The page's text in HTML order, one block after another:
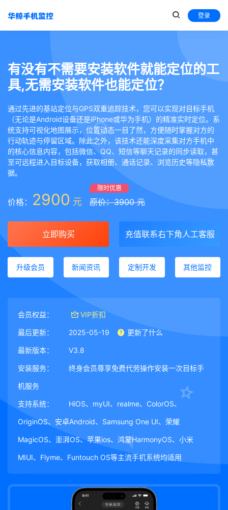
登录
有没有不需要安装软件就能定位的工
具,无需安装软件也能定位？
通过先进的基站定位与GPS双重追踪技术，您可以实现对目标手机
（无论是Android设备还是iPhone或华为手机）的精准实时定位。系
统支持可视化地图展示，位置动态一目了然，方便随时掌握对方的
行动轨迹与停留区域。除此之外，该技术还能深度采集对方手机中
的核心信息内容，包括微信、QQ、短信等聊天记录的同步读取，甚
至可远程进入目标设备，获取相册、通话记录、浏览历史等隐私数
据。
价格： 2900 元
限时优惠
原价：3900 元
立即购买 充值联系右下角人工客服
升级会员 新闻资讯 定制开发 其他监控
会员权益： VIP折扣
最后更新： 2025-05-19 更新了什么
最新版本： V3.8
安装服务： 终身会员尊享免费代劳操作安装一次目标手
机服务
支持系统： HiOS、myUI、realme、ColorOS、
OriginOS、安卓Android、Samsung One UI、荣耀
MagicOS、澎湃OS、苹果ios、鸿蒙HarmonyOS、小米
MIUI、Flyme、Funtouch OS等主流手机系统均适用